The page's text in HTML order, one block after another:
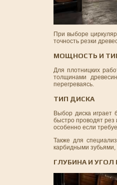
При выборе
точность резки
МОЩНОСТЬ И
Для плотницких
толщинами
перегреваясь.
ТИП ДИСКА
Выбор диска играет
быстро проводят рез
особенно если
Также для
карбидными зубьями,
ГЛУБИНА И УГОЛ